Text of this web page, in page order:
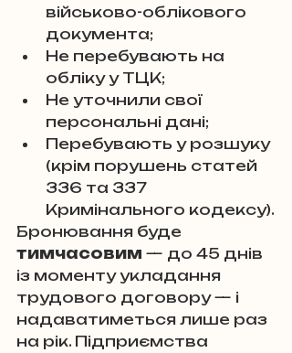
військово-облікового
документа;
Не перебувають на
обліку у ТЦК;
Не уточнили свої
персональні дані;
Перебувають у розшуку
(крім порушень статей
336 та 337
Кримінального кодексу).
Бронювання буде
тимчасовим — до 45 днів
із моменту укладання
трудового договору — і
надаватиметься лише раз
на рік. Підприємства